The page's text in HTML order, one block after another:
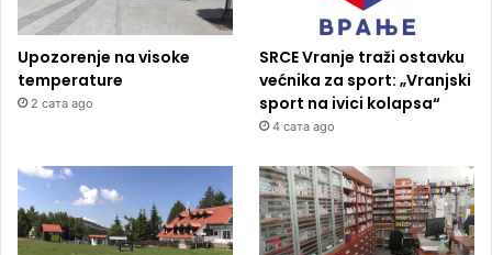
Upozorenje na visoke
temperature
2 сата ago
SRCE Vranje traži ostavku
većnika za sport: „Vranjski
sport na ivici kolapsa“
4 сата ago